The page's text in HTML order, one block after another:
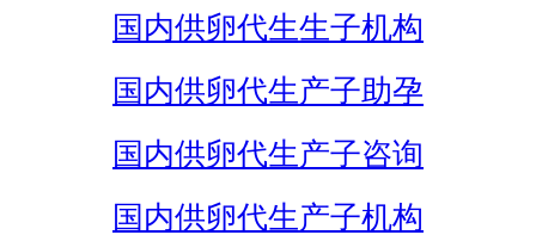
国内供卵代生生子机构
国内供卵代生产子助孕
国内供卵代生产子咨询
国内供卵代生产子机构